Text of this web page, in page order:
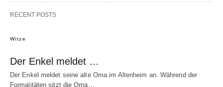
RECENT POSTS
Witze
Der Enkel meldet …
Der Enkel meldet seine alte Oma im Altenheim an. Während der
Formalitäten sitzt die Oma…